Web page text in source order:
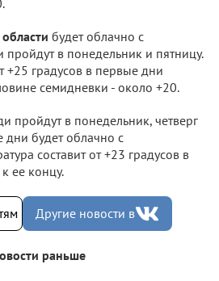
будет облачно с
в понедельник и пятницу.
+25 градусов в первые дни
семидневки - около +20.
пройдут в понедельник, четверг
дни будет облачно с
составит от +23 градусов в
ее концу.
Другие новости в
раньше